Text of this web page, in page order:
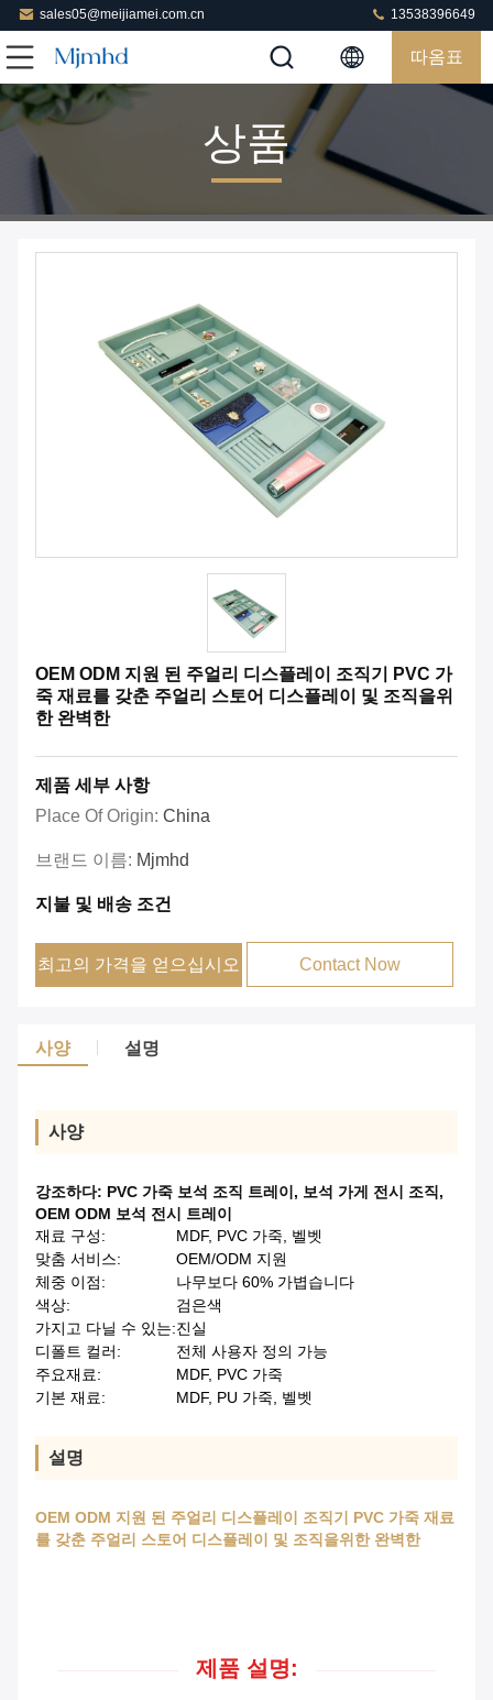
sales05@meijiamei.com.cn 13538396649
따옴표
상품
OEM ODM 지원 된 주얼리 디스플레이 조직기 PVC 가
죽 재료를 갖춘 주얼리 스토어 디스플레이 및 조직을위
한 완벽한
제품 세부 사항
Place Of Origin: China
브랜드 이름: Mjmhd
지불 및 배송 조건
최고의 가격을 얻으십시오 Contact Now
사양 설명
사양
강조하다: PVC 가죽 보석 조직 트레이 , 보석 가게 전시 조직,
OEM ODM 보석 전시 트레이
재료 구성:
MDF, PVC 가죽, 벨벳
맞춤 서비스:
OEM/ODM 지원
체중 이점:
나무보다 60% 가볍습니다
색상:
검은색
가지고 다닐 수 있는:진실
디폴트 컬러:
전체 사용자 정의 가능
주요재료:
MDF, PVC 가죽
기본 재료:
MDF, PU 가죽, 벨벳
설명
OEM ODM 지원 된 주얼리 디스플레이 조직기 PVC 가죽 재료
를 갖춘 주얼리 스토어 디스플레이 및 조직을위한 완벽한
제품 설명: